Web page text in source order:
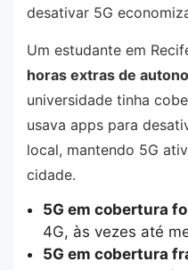
desativar 5G
Um estudante em
horas extras de
universidade tinha
usava apps para
local, mantendo 5G
cidade.
5G em cobertura
4G, às vezes até
5G em cobertura